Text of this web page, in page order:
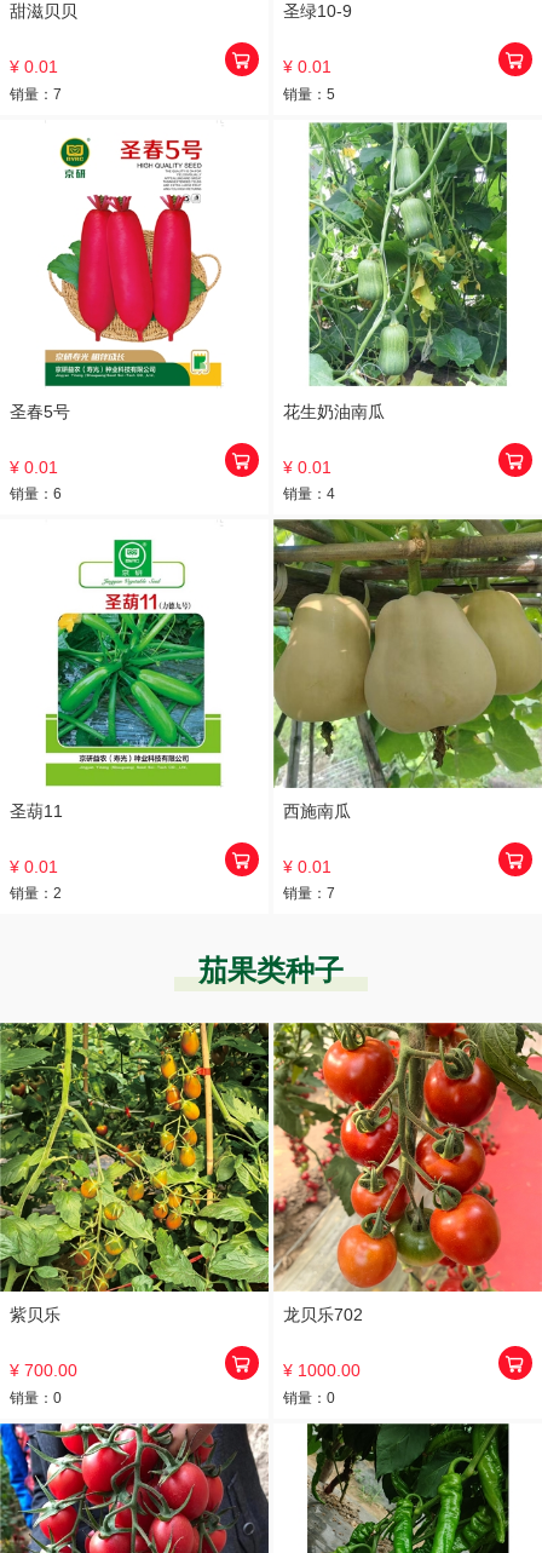
甜滋贝贝
¥ 0.01
销量： 7
圣绿10-9
¥ 0.01
销量： 5
圣春5号
¥ 0.01
销量： 6
花生奶油南瓜
¥ 0.01
销量： 4
圣葫11
¥ 0.01
销量： 2
西施南瓜
¥ 0.01
销量： 7
茄果类种子
紫贝乐
¥ 700.00
销量： 0
龙贝乐702
¥ 1000.00
销量： 0